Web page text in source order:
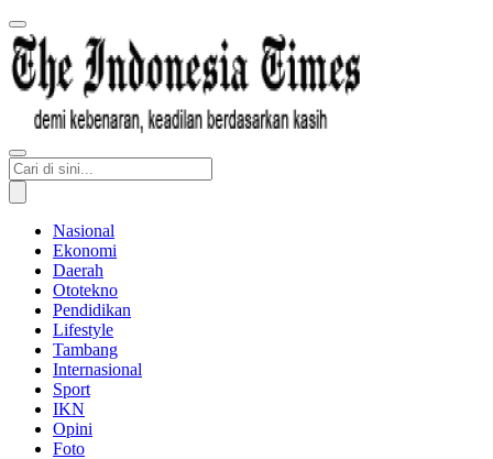
Nasional
Ekonomi
Daerah
Ototekno
Pendidikan
Lifestyle
Tambang
Internasional
Sport
IKN
Opini
Foto